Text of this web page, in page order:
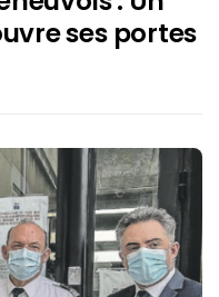
ses portes